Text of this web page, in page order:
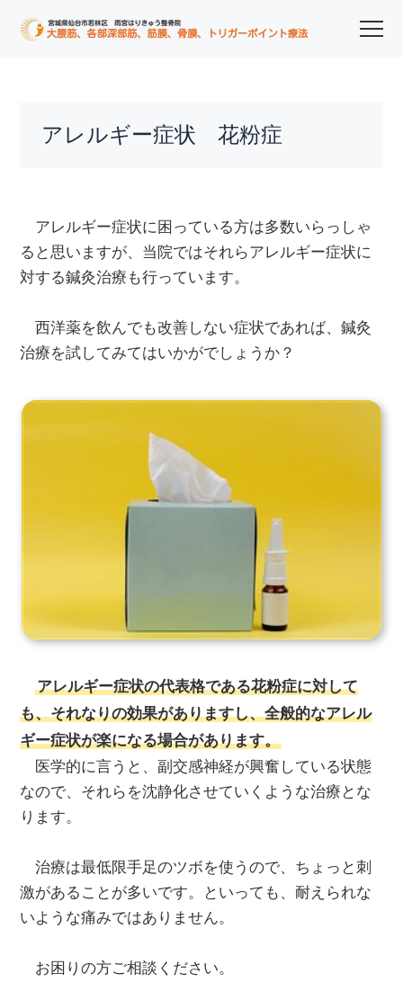
アレルギー症状 花粉症
アレルギー症状に困っている方は多数いらっしゃ
ると思いますが、当院ではそれらアレルギー症状に
対する鍼灸治療も行っています。
西洋薬を飲んでも改善しない症状であれば、鍼灸
治療を試してみてはいかがでしょうか？
アレルギー症状の代表格である花粉症に対して
も、それなりの効果がありますし、全般的なアレル
ギー症状が楽になる場合があります。
医学的に言うと、副交感神経が興奮している状態
なので、それらを沈静化させていくような治療とな
ります。
治療は最低限手足のツボを使うので、ちょっと刺
激があることが多いです。といっても、耐えられな
いような痛みではありません。
お困りの方ご相談ください。